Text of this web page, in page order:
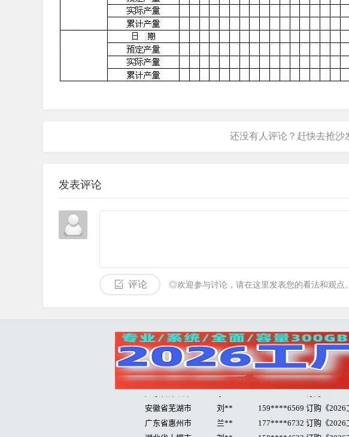
发表评论
评论 ◎欢迎参与讨论，请在这里发表您的看法和观点。